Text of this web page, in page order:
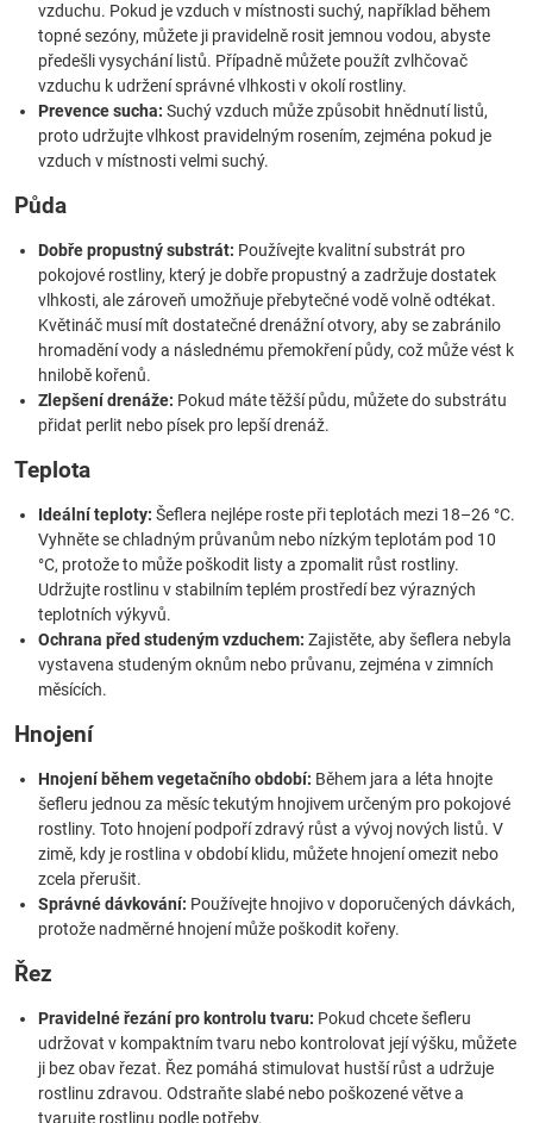
vzduchu. Pokud je vzduch v místnosti suchý, například během
topné sezóny, můžete ji pravidelně rosit jemnou vodou, abyste
předešli vysychání listů. Případně můžete použít zvlhčovač
vzduchu k udržení správné vlhkosti v okolí rostliny.
Prevence sucha: Suchý vzduch může způsobit hnědnutí listů,
proto udržujte vlhkost pravidelným rosením, zejména pokud je
vzduch v místnosti velmi suchý.
Půda
Dobře propustný substrát: Používejte kvalitní substrát pro
pokojové rostliny, který je dobře propustný a zadržuje dostatek
vlhkosti, ale zároveň umožňuje přebytečné vodě volně odtékat.
Květináč musí mít dostatečné drenážní otvory, aby se zabránilo
hromadění vody a následnému přemokření půdy, což může vést k
hnilobě kořenů.
Zlepšení drenáže: Pokud máte těžší půdu, můžete do substrátu
přidat perlit nebo písek pro lepší drenáž.
Teplota
Ideální teploty: Šeflera nejlépe roste při teplotách mezi 18–26 °C.
Vyhněte se chladným průvanům nebo nízkým teplotám pod 10
°C, protože to může poškodit listy a zpomalit růst rostliny.
Udržujte rostlinu v stabilním teplém prostředí bez výrazných
teplotních výkyvů.
Ochrana před studeným vzduchem: Zajistěte, aby šeflera nebyla
vystavena studeným oknům nebo průvanu, zejména v zimních
měsících.
Hnojení
Hnojení během vegetačního období: Během jara a léta hnojte
šefleru jednou za měsíc tekutým hnojivem určeným pro pokojové
rostliny. Toto hnojení podpoří zdravý růst a vývoj nových listů. V
zimě, kdy je rostlina v období klidu, můžete hnojení omezit nebo
zcela přerušit.
Správné dávkování: Používejte hnojivo v doporučených dávkách,
protože nadměrné hnojení může poškodit kořeny.
Řez
Pravidelné řezání pro kontrolu tvaru: Pokud chcete šefleru
udržovat v kompaktním tvaru nebo kontrolovat její výšku, můžete
ji bez obav řezat. Řez pomáhá stimulovat hustší růst a udržuje
rostlinu zdravou. Odstraňte slabé nebo poškozené větve a
tvarujte rostlinu podle potřeby.